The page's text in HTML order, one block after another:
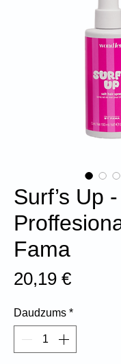
Surf’s Up -
Fama
20,19 €Cena
Daudzums *